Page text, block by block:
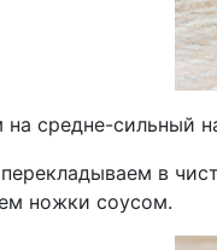
на средне-сильный
в
ножки соусом.